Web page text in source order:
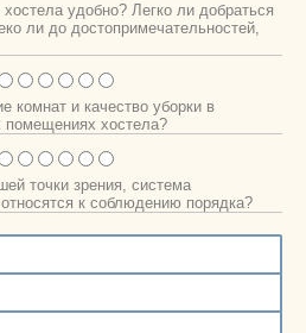
удобно? Легко ли добраться
ли до достопримечательностей,
комнат и качество уборки в
помещениях хостела?
точки зрения, система
к соблюдению порядка?